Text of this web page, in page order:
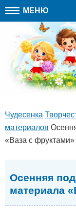
МЕНЮ
Чудесенка
материалов
«Ваза с фруктами»
Осенняя
материала